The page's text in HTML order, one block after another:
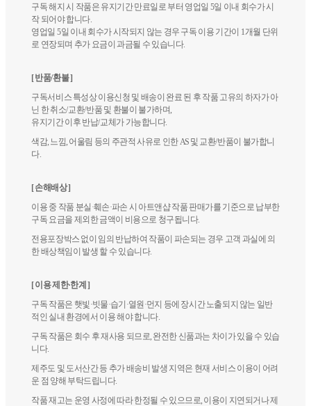
구독 해지 시 작품은 유지기간 만료일로 부터 영업일 5일 이내 회수가 시
작 되어야 합니다.
영업일 5일 이내 회수가 시작되지 않는 경우 구독 이용 기간이 1개월 단위
로 연장되며 추가 요금이 과금될 수 있습니다.
[ 반품/환불 ]
구독서비스 특성상 이용신청 및 배송이 완료 된 후 작품 고유의 하자가 아
닌 한 취소/교환/반품 및 환불이 불가하며,
유지기간 이후 반납/교체가 가능합니다.
색감, 느낌, 어울림 등의 주관적 사유로 인한 AS 및 교환/반품이 불가합니
다.
[ 손해배상 ]
이용 중 작품 분실·훼손·파손 시 아트앤샵 작품 판매가를 기준으로 납부한
구독 요금을 제외한 금액이 비용으로 청구됩니다.
전용포장박스 없이 임의 반납하여 작품이 파손되는 경우 고객 과실에 의
한 배상책임이 발생 할 수 있습니다.
[ 이용 제한·한계 ]
구독 작품은 햇빛·빗물·습기·열원·먼지 등에 장시간 노출되지 않는 일반
적인 실내 환경에서 이용 해야 합니다.
구독 작품은 회수 후 재사용 되므로, 완전한 신품과는 차이가 있을 수 있습
니다.
제주도 및 도서산간 등 추가 배송비 발생 지역은 현재 서비스 이용이 어려
운 점 양해 부탁드립니다.
작품 재고는 운영 사정에 따라 한정될 수 있으므로, 이용이 지연되거나 제